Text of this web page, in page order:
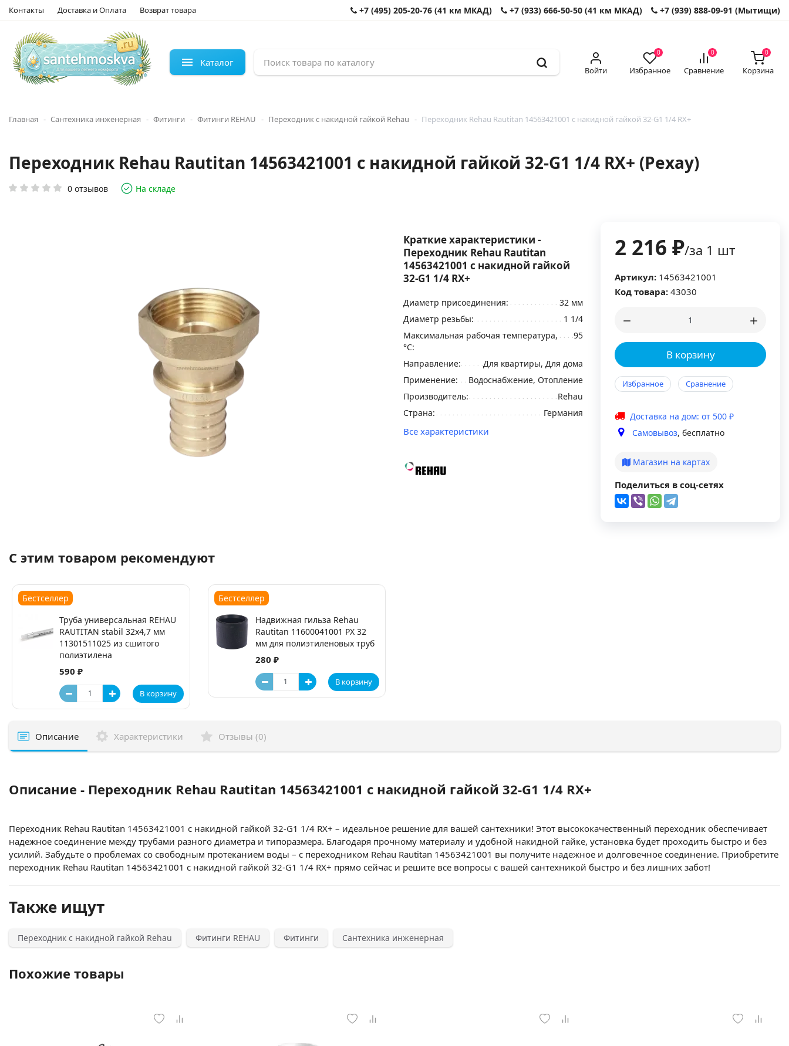
Контакты Доставка и Оплата Возврат товара +7 (495) 205-20-76 (41 км МКАД) +7 (933) 666-50-50 (41 км МКАД) +7 (939) 888-09-91 (Мытищи)
Каталог
Войти
0
Избранное
0
Сравнение
0
Корзина
Главная Сантехника инженерная Фитинги Фитинги REHAU Переходник с накидной гайкой Rehau Переходник Rehau Rautitan 14563421001 с накидной гайкой 32-G1 1/4 RX+
Переходник Rehau Rautitan 14563421001 с накидной гайкой 32-G1 1/4 RX+ (Рехау)
0 отзывов На складе
2 216 ₽/за 1 шт
Артикул: 14563421001
Код товара: 43030
В корзину
Избранное Сравнение
Доставка на дом: от 500 ₽
Самовывоз, бесплатно
Магазин на картах
Поделиться в соц-сетях
Краткие характеристики -
Переходник Rehau Rautitan
14563421001 с накидной гайкой
32-G1 1/4 RX+
Диаметр присоединения:
32 мм
Диаметр резьбы:
1 1/4
Максимальная рабочая температура,
°С:
95
Направление:
Для квартиры, Для дома
Применение:
Водоснабжение, Отопление
Производитель:
Rehau
Страна:
Германия
Все характеристики
С этим товаром рекомендуют
Бестселлер
Труба универсальная REHAU
RAUTITAN stabil 32х4,7 мм
11301511025 из сшитого
полиэтилена
590 ₽
В корзину
Бестселлер
Надвижная гильза Rehau
Rautitan 11600041001 PX 32
мм для полиэтиленовых труб
280 ₽
В корзину
Описание Характеристики Отзывы (0)
Описание - Переходник Rehau Rautitan 14563421001 с накидной гайкой 32-G1 1/4 RX+
Переходник Rehau Rautitan 14563421001 с накидной гайкой 32-G1 1/4 RX+ – идеальное решение для вашей сантехники! Этот высококачественный переходник обеспечивает
надежное соединение между трубами разного диаметра и типоразмера. Благодаря прочному материалу и удобной накидной гайке, установка будет проходить быстро и без
усилий. Забудьте о проблемах со свободным протеканием воды – с переходником Rehau Rautitan 14563421001 вы получите надежное и долговечное соединение. Приобретите
переходник Rehau Rautitan 14563421001 с накидной гайкой 32-G1 1/4 RX+ прямо сейчас и решите все вопросы с вашей сантехникой быстро и без лишних забот!
Также ищут
Переходник с накидной гайкой Rehau Фитинги REHAU Фитинги Сантехника инженерная
Похожие товары